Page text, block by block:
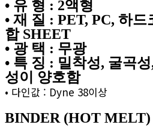
• 유 형 : 2액형
• 재 질 : PET, PC, 하
합 SHEET
• 광 택 : 무광
• 특 징 : 밀착성, 굴곡
성이 양호함
• 다인값 : Dyne 38이상
BINDER (HOT MELT)